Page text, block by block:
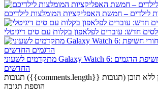
לילדים – חמשת האפליקציות המומלצות לילדיכם
חדש: עוברים לפלאפון בקלות עם סים דיגיטלי
מתקדמים לשעוני Galaxy Watch 6: כל הפרטים מאחורי חשיפת הדגמים
החדשים
תגובות
({{comments.length}} תגובות) ללא תוכן
הוספת תגובה